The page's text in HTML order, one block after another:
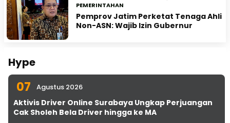
PEMERINTAHAN
Pemprov Jatim Perketat Tenaga Ahli
Non-ASN: Wajib Izin Gubernur
Hype
07 Agustus 2026
Aktivis Driver Online Surabaya Ungkap Perjuangan
Cak Sholeh Bela Driver hingga ke MA